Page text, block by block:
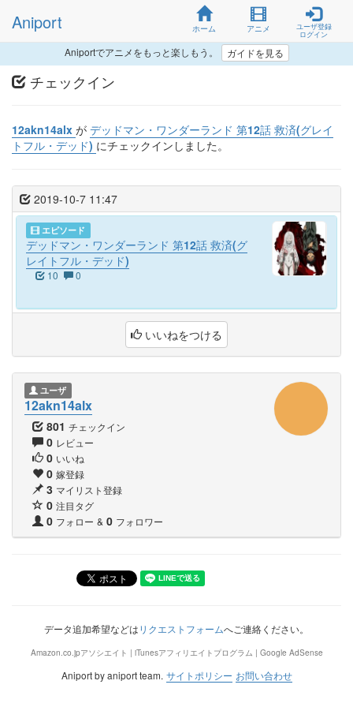
Aniport ホーム アニメ
ユーザ登録
ログイン
Aniportでアニメをもっと楽しもう。 ガイドを見る
チェックイン
12akn14alx が デッドマン・ワンダーランド 第12話 救済(グレイ
トフル・デッド) にチェックインしました。
2019-10-7 11:47
エピソード
デッドマン・ワンダーランド 第12話 救済(グ
レイトフル・デッド)
10 0
いいねをつける
ユーザ
12akn14alx
801 チェックイン
0 レビュー
0 いいね
0 嫁登録
3 マイリスト登録
0 注目タグ
0 フォロー & 0 フォロワー
データ追加希望などはリクエストフォームへご連絡ください。
Amazon.co.jpアソシエイト | iTunesアフィリエイトプログラム | Google AdSense
Aniport by aniport team. サイトポリシー お問い合わせ